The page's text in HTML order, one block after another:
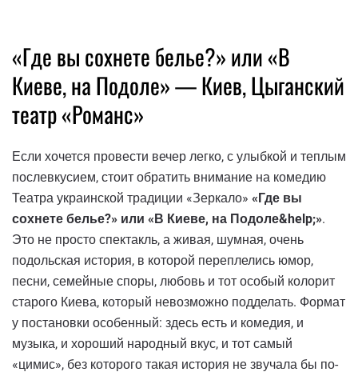
«Где вы сохнете белье?» или «В
Киеве, на Подоле» — Киев, Цыганский
театр «Романс»
Если хочется провести вечер легко, с улыбкой и теплым
послевкусием, стоит обратить внимание на комедию
Театра украинской традиции «Зеркало» «Где вы
сохнете белье?» или «В Киеве, на Подоле&help;».
Это не просто спектакль, а живая, шумная, очень
подольская история, в которой переплелись юмор,
песни, семейные споры, любовь и тот особый колорит
старого Киева, который невозможно подделать. Формат
у постановки особенный: здесь есть и комедия, и
музыка, и хороший народный вкус, и тот самый
«цимис», без которого такая история не звучала бы по-